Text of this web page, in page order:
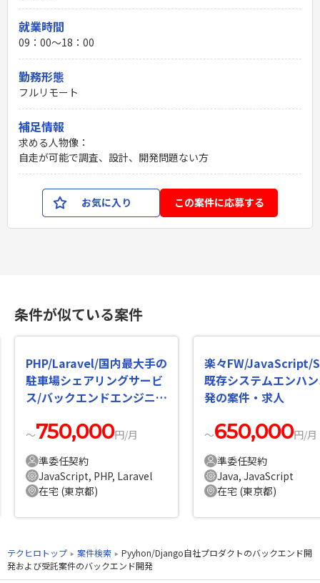
就業時間
09：00〜18：00
勤務形態
フルリモート
補足情報
求める人物像：
自走が可能で調査、設計、開発問題ない方
お気に入り この案件に応募する
条件が似ている案件
PHP/Laravel/国内最大手の
駐車場シェアリングサービ
ス/バックエンドエンジニア
〜750,000円/月
準委任契約
JavaScript, PHP, Laravel
在宅 (東京都)
楽々FW/JavaScript/
既存システムエンハ
発の案件・求人
〜650,000円/月
準委任契約
Java, JavaScript
在宅 (東京都)
テクヒロトップ 案件検索
Pyyhon/Django自社プロダクトのバックエンド開
発および受託案件のバックエンド開発